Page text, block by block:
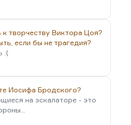
к творчеству Виктора Цоя?
если бы не трагедия?
:(
Иосифа Бродского?
на эскалаторе - это